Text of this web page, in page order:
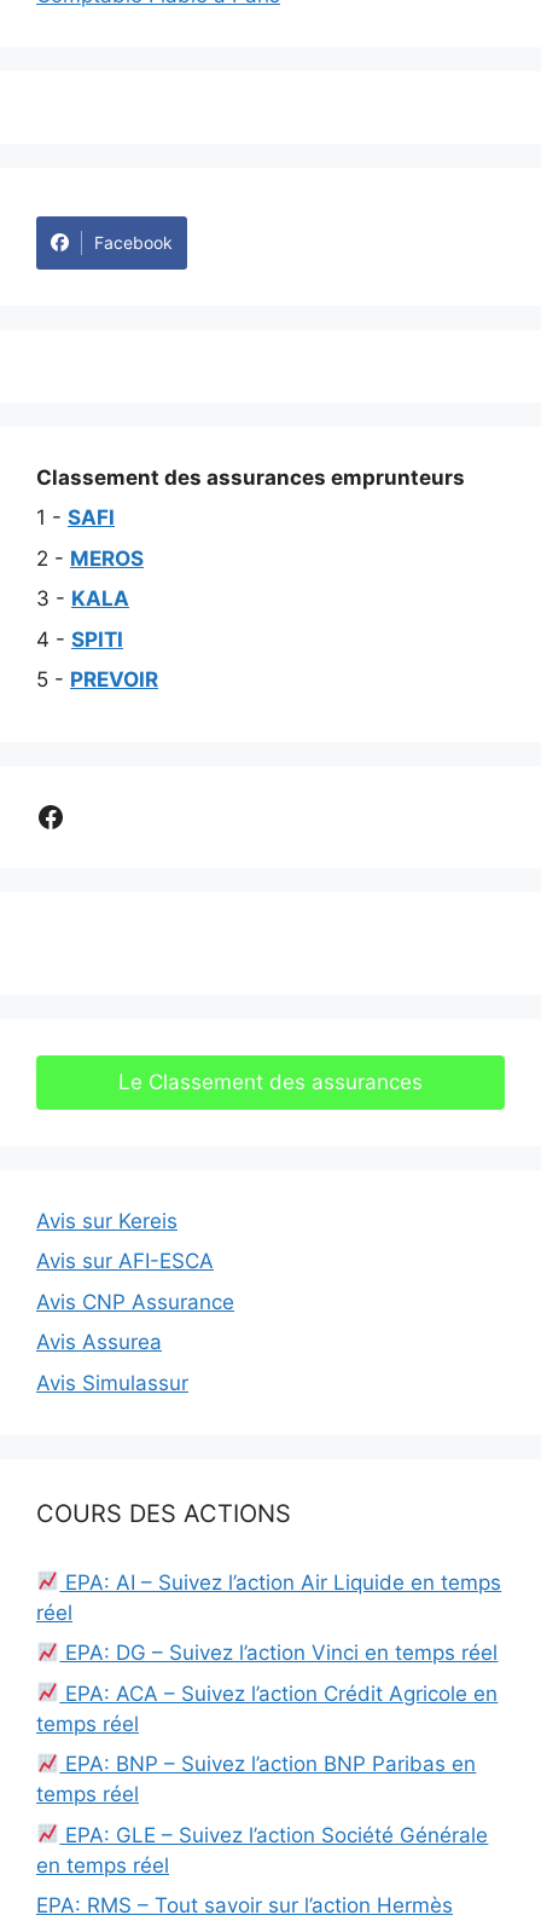
Facebook
Classement des assurances emprunteurs
1 - SAFI
2 - MEROS
3 - KALA
4 - SPITI
5 - PREVOIR
Comparer assurance
Le Classement des assurances
Avis sur Kereis
Avis sur AFI-ESCA
Avis CNP Assurance
Avis Assurea
Avis Simulassur
COURS DES ACTIONS
EPA: AI – Suivez l’action Air Liquide en temps
réel
EPA: DG – Suivez l’action Vinci en temps réel
EPA: ACA – Suivez l’action Crédit Agricole en
temps réel
EPA: BNP – Suivez l’action BNP Paribas en
temps réel
EPA: GLE – Suivez l’action Société Générale
en temps réel
EPA: RMS – Tout savoir sur l’action Hermès